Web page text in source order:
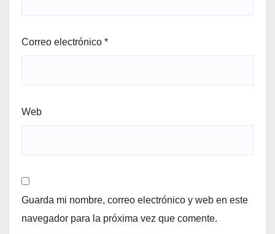
Correo electrónico *
Web
Guarda mi nombre, correo electrónico y web en este
navegador para la próxima vez que comente.